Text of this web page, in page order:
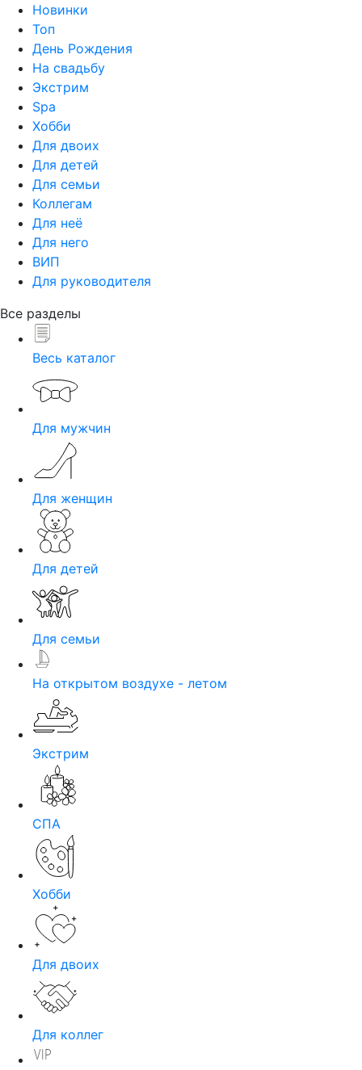
Новинки
Топ
День Рождения
На свадьбу
Экстрим
Spa
Хобби
Для двоих
Для детей
Для семьи
Коллегам
Для неё
Для него
ВИП
Для руководителя
Все разделы
Весь каталог
Для мужчин
Для женщин
Для детей
Для семьи
На открытом воздухе - летом
Экстрим
СПА
Хобби
Для двоих
Для коллег